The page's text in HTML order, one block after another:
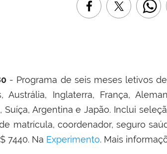
- Programa de seis meses letivos
Austrália, Inglaterra, França,
Suíça, Argentina e Japão. Inclui
matrícula, coordenador, seguro
7440. Na Experimento. Mais